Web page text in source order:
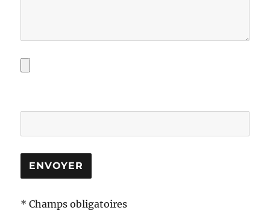
* Champs obligatoires